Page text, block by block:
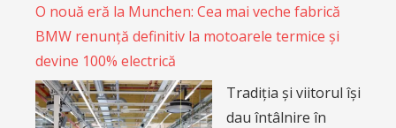
O nouă eră la Munchen: Cea mai veche fabrică
BMW renunță definitiv la motoarele termice și
devine 100% electrică
Tradiția și viitorul își
dau întâlnire în